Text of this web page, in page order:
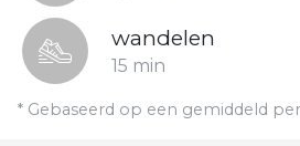
wandelen
15 min
* Gebaseerd op een gemiddeld